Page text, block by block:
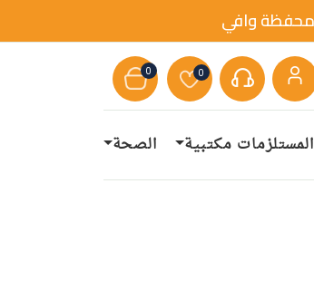
محفظة وافي
0
0
المستلزمات مكتبية الصحة